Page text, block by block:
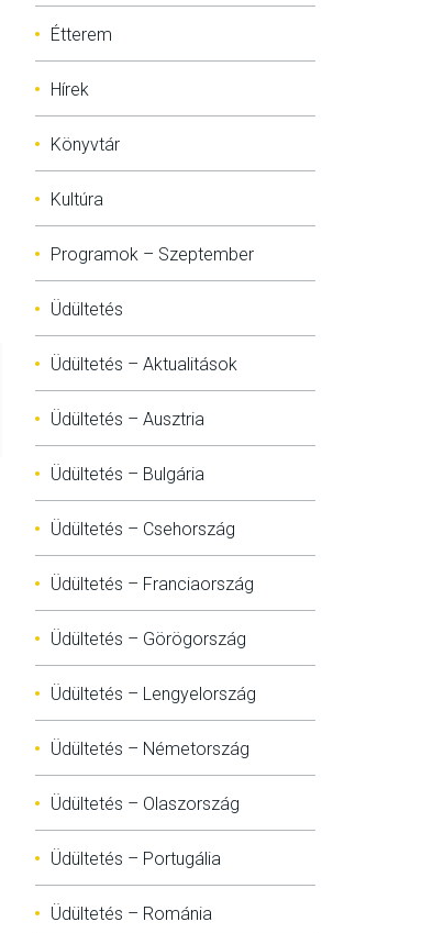
Étterem
Hírek
Könyvtár
Kultúra
Programok – Szeptember
Üdültetés
Üdültetés – Aktualitások
Üdültetés – Ausztria
Üdültetés – Bulgária
Üdültetés – Csehország
Üdültetés – Franciaország
Üdültetés – Görögország
Üdültetés – Lengyelország
Üdültetés – Németország
Üdültetés – Olaszország
Üdültetés – Portugália
Üdültetés – Románia